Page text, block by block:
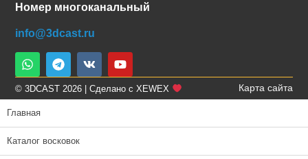
Номер многоканальный
info@3dcast.ru
© 3DCAST 2026 | Сделано с XEWEX Карта сайта
Главная
Каталог восковок